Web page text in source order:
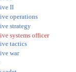
II
operations
strategy
systems officer
tactics
war